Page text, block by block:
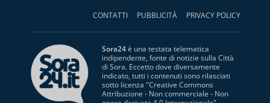
CONTATTI PUBBLICITÀ PRIVACY POLICY
Sora24è una testata telematica
indipendente, fonte di notizie sulla Città
di Sora. Eccetto dove diversamente
indicato, tutti i contenuti sono rilasciati
sotto licenza "Creative Commons
Attribuzione - Non commerciale - Non